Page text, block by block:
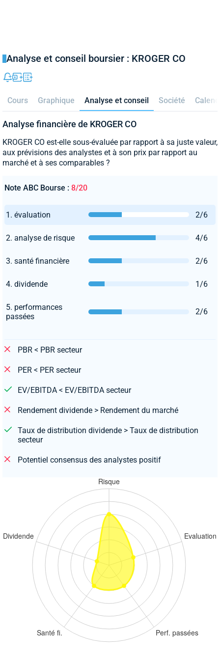
Analyse et conseil boursier : KROGER CO
Cours Graphique Analyse et conseil Société
Analyse financière de KROGER CO
KROGER CO est-elle sous-évaluée par rapport à sa juste valeur,
aux prévisions des analystes et à son prix par rapport au
marché et à ses comparables ?
Note ABC Bourse : 8/20
1. évaluation 2/6
2. analyse de risque 4/6
3. santé financière 2/6
4. dividende 1/6
5. performances
passées
2/6
PBR < PBR secteur
PER < PER secteur
EV/EBITDA < EV/EBITDA secteur
Rendement dividende > Rendement du marché
Taux de distribution dividende > Taux de distribution
secteur
Potentiel consensus des analystes positif